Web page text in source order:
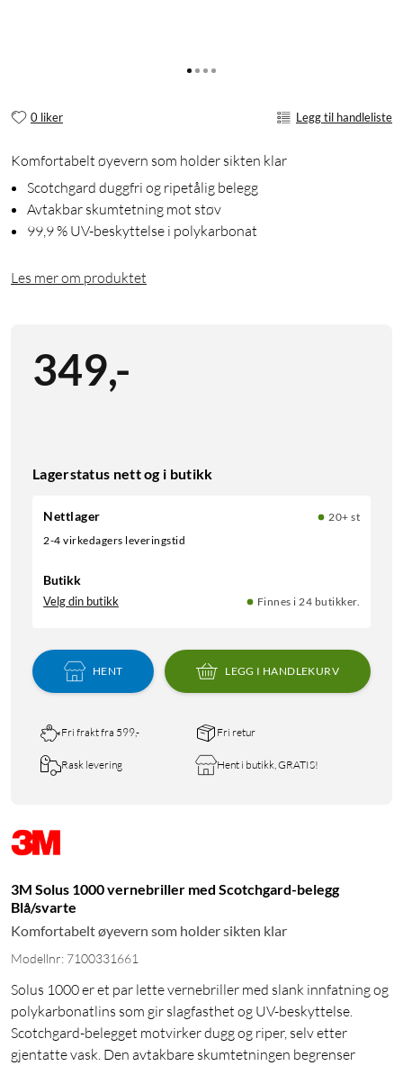
0 liker Legg til handleliste
Komfortabelt øyevern som holder sikten klar
Scotchgard duggfri og ripetålig belegg
Avtakbar skumtetning mot støv
99,9 % UV-beskyttelse i polykarbonat
Les mer om produktet
349,-
Lagerstatus nett og i butikk
Nettlager
20+ st
2-4 virkedagers leveringstid
Butikk
Velg din butikk Finnes i 24 butikker.
HENT LEGG I HANDLEKURV
Fri frakt fra 599,- Fri retur
Rask levering Hent i butikk, GRATIS!
3M Solus 1000 vernebriller med Scotchgard-belegg
Blå/svarte
Komfortabelt øyevern som holder sikten klar
Modellnr: 7100331661
Solus 1000 er et par lette vernebriller med slank innfatning og
polykarbonatlins som gir slagfasthet og UV-beskyttelse.
Scotchgard-belegget motvirker dugg og riper, selv etter
gjentatte vask. Den avtakbare skumtetningen begrenser